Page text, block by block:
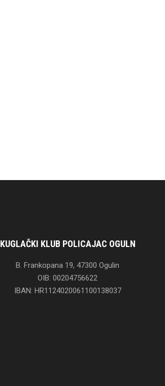
KUGLAČKI KLUB POLICAJAC OGULN
B. Frankopana 19, 47300 Ogulin
OIB: 00204756622
IBAN: HR1124020061100138037